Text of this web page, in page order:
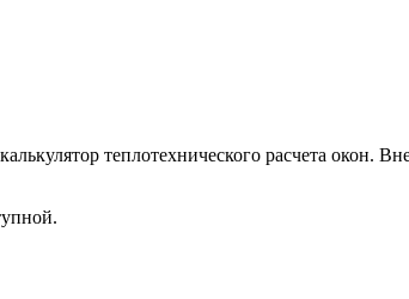
теплотехнического расчета